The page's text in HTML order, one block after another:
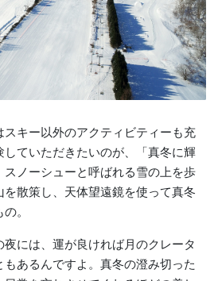
スキー以外のアクティビティーも充
ていただきたいのが、「真冬に輝
スノーシューと呼ばれる雪の上を歩
を散策し、天体望遠鏡を使って真冬
。
には、運が良ければ月のクレータ
あるんですよ。真冬の澄み切った